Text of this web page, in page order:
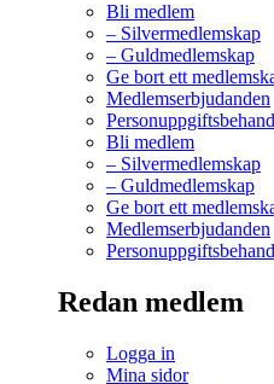
Bli medlem
– Silvermedlemskap
– Guldmedlemskap
Ge bort ett
Medlemserbjudanden
Bli medlem
– Silvermedlemskap
– Guldmedlemskap
Ge bort ett
Medlemserbjudanden
Redan medlem
Logga in
Mina sidor